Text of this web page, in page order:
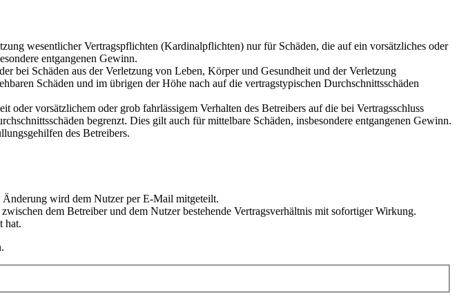
wesentlicher Vertragspflichten (Kardinalpflichten) nur für Schäden, die auf ein vorsätzliches oder
entgangenen Gewinn.
bei Schäden aus der Verletzung von Leben, Körper und Gesundheit und der Verletzung
Schäden und im übrigen der Höhe nach auf die vertragstypischen Durchschnittsschäden
vorsätzlichem oder grob fahrlässigem Verhalten des Betreibers auf die bei Vertragsschluss
begrenzt. Dies gilt auch für mittelbare Schäden, insbesondere entgangenen Gewinn.
des Betreibers.
wird dem Nutzer per E-Mail mitgeteilt.
dem Betreiber und dem Nutzer bestehende Vertragsverhältnis mit sofortiger Wirkung.
hat.